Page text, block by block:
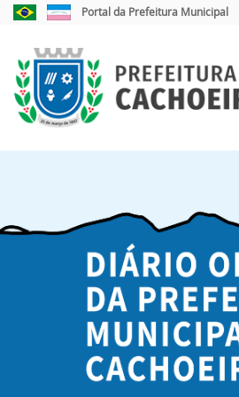
Link
externo
Portal
Brasil
Link
externo
Portal
do
Governo
do
Estado
do
Portal da Prefeitura Municipal